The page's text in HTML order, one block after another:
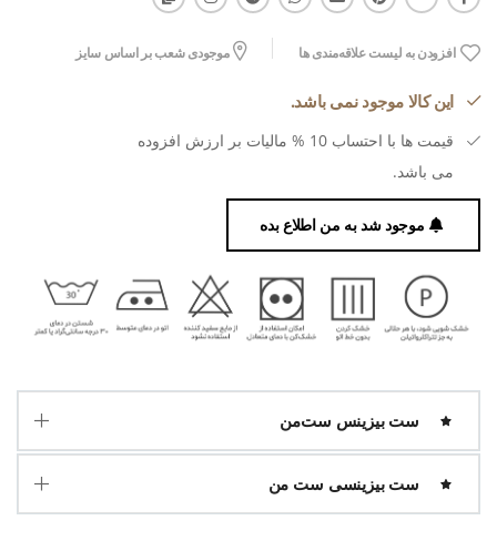
افزودن به لیست علاقه‌مندی ها موجودی شعب بر اساس سایز
این کالا موجود نمی باشد.
قیمت ها با احتساب 10 % مالیات بر ارزش افزوده
می باشد.
موجود شد به من اطلاع بده
ست بیزینس ست‌من
ست بیزینسی ست من